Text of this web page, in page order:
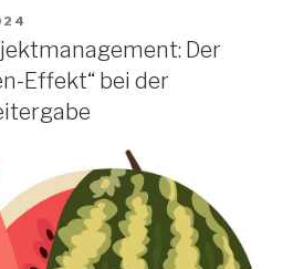
Der
Effekt“ bei der